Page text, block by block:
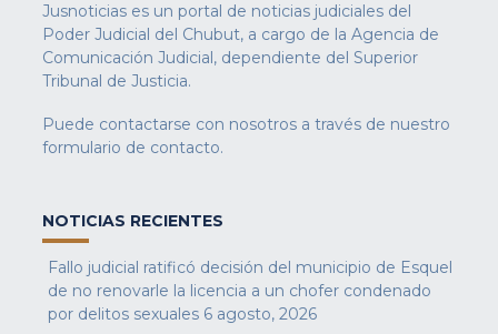
Jusnoticias es un portal de noticias judiciales del
Poder Judicial del Chubut, a cargo de la Agencia de
Comunicación Judicial, dependiente del Superior
Tribunal de Justicia.
Puede contactarse con nosotros a través de nuestro
formulario de contacto.
NOTICIAS RECIENTES
Fallo judicial ratificó decisión del municipio de Esquel
de no renovarle la licencia a un chofer condenado
por delitos sexuales 6 agosto, 2026